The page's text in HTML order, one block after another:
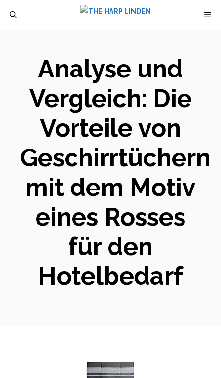
Analyse und
Vergleich: Die
Vorteile von
Geschirrtüchern
mit dem Motiv
eines Rosses
für den
Hotelbedarf